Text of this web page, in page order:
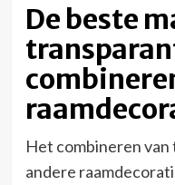
De beste
Het combineren
andere